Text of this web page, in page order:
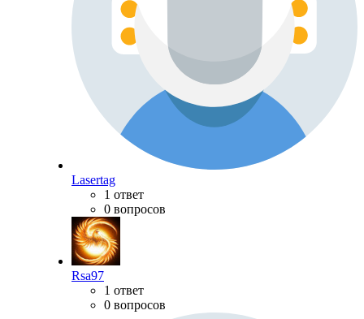
Lasertag
1 ответ
0 вопросов
Rsa97
1 ответ
0 вопросов